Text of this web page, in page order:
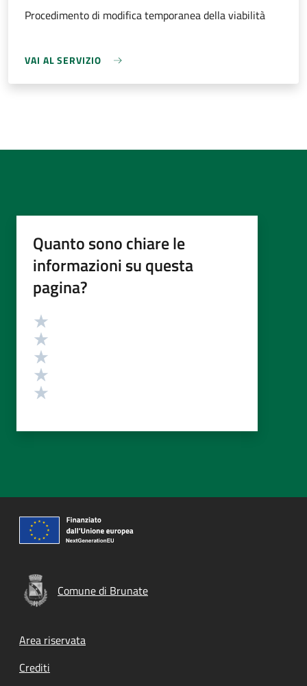
Procedimento di modifica temporanea della viabilità
VAI AL SERVIZIO
Quanto sono chiare le
informazioni su questa
pagina?
Valutazione
Comune di Brunate
Footer menu
Area riservata
Crediti